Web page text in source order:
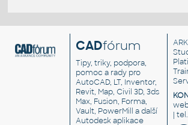
CADfórum
Tipy, triky, podpora,
pomoc a rady pro
AutoCAD, LT, Inventor,
Revit, Map, Civil 3D, 3ds
Max, Fusion, Forma,
Vault, PowerMill a další
Autodesk aplikace
|